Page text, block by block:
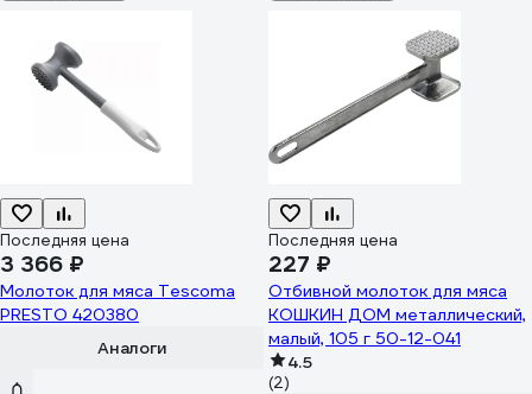
Последняя цена
3 366 ₽
Молоток для мяса Tescoma
PRESTO 420380
Аналоги
Последняя цена
227 ₽
Отбивной молоток для мяса
КОШКИН ДОМ металлический,
малый, 105 г 50-12-041
4.5
(2)